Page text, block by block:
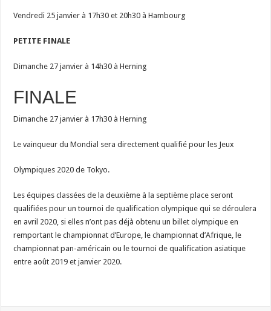
Vendredi 25 janvier à 17h30 et 20h30 à Hambourg
PETITE FINALE
Dimanche 27 janvier à 14h30 à Herning
FINALE
Dimanche 27 janvier à 17h30 à Herning
Le vainqueur du Mondial sera directement qualifié pour les Jeux
Olympiques 2020 de Tokyo.
Les équipes classées de la deuxième à la septième place seront
qualifiées pour un tournoi de qualification olympique qui se déroulera
en avril 2020, si elles n’ont pas déjà obtenu un billet olympique en
remportant le championnat d’Europe, le championnat d’Afrique, le
championnat pan-américain ou le tournoi de qualification asiatique
entre août 2019 et janvier 2020.